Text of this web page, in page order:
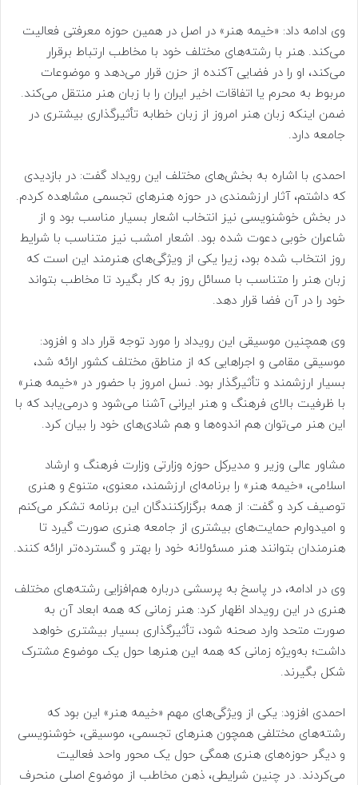
وی ادامه داد: «خیمه هنر» در اصل در همین حوزه معرفتی فعالیت
می‌کند. هنر با رشته‌های مختلف خود با مخاطب ارتباط برقرار
می‌کند، او را در فضایی آکنده از حزن قرار می‌دهد و موضوعات
مربوط به محرم یا اتفاقات اخیر ایران را با زبان هنر منتقل می‌کند.
ضمن اینکه زبان هنر امروز از زبان خطابه تأثیرگذاری بیشتری در
جامعه دارد.
احمدی با اشاره به بخش‌های مختلف این رویداد گفت: در بازدیدی
که داشتم، آثار ارزشمندی در حوزه هنرهای تجسمی مشاهده کردم.
در بخش خوشنویسی نیز انتخاب اشعار بسیار مناسب بود و از
شاعران خوبی دعوت شده بود. اشعار امشب نیز متناسب با شرایط
روز انتخاب شده بود، زیرا یکی از ویژگی‌های هنرمند این است که
زبان هنر را متناسب با مسائل روز به کار بگیرد تا مخاطب بتواند
خود را در آن فضا قرار دهد.
وی همچنین موسیقی این رویداد را مورد توجه قرار داد و افزود:
موسیقی مقامی و اجراهایی که از مناطق مختلف کشور ارائه شد،
بسیار ارزشمند و تأثیرگذار بود. نسل امروز با حضور در «خیمه هنر»
با ظرفیت بالای فرهنگ و هنر ایرانی آشنا می‌شود و درمی‌یابد که با
این هنر می‌توان هم اندوه‌ها و هم شادی‌های خود را بیان کرد.
مشاور عالی وزیر و مدیرکل حوزه وزارتی وزارت فرهنگ و ارشاد
اسلامی، «خیمه هنر» را برنامه‌ای ارزشمند، معنوی، متنوع و هنری
توصیف کرد و گفت: از همه برگزارکنندگان این برنامه تشکر می‌کنم
و امیدوارم حمایت‌های بیشتری از جامعه هنری صورت گیرد تا
هنرمندان بتوانند هنر مسئولانه خود را بهتر و گسترده‌تر ارائه کنند.
وی در ادامه، در پاسخ به پرسشی درباره هم‌افزایی رشته‌های مختلف
هنری در این رویداد اظهار کرد: هنر زمانی که همه ابعاد آن به
صورت متحد وارد صحنه شود، تأثیرگذاری بسیار بیشتری خواهد
داشت؛ به‌ویژه زمانی که همه این هنرها حول یک موضوع مشترک
شکل بگیرند.
احمدی افزود: یکی از ویژگی‌های مهم «خیمه هنر» این بود که
رشته‌های مختلفی همچون هنرهای تجسمی، موسیقی، خوشنویسی
و دیگر حوزه‌های هنری همگی حول یک محور واحد فعالیت
می‌کردند. در چنین شرایطی، ذهن مخاطب از موضوع اصلی منحرف